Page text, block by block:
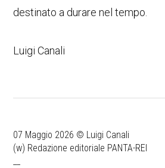
destinato a durare nel tempo.
Luigi Canali
07 Maggio 2026 © Luigi Canali
(w) Redazione editoriale PANTA-REI